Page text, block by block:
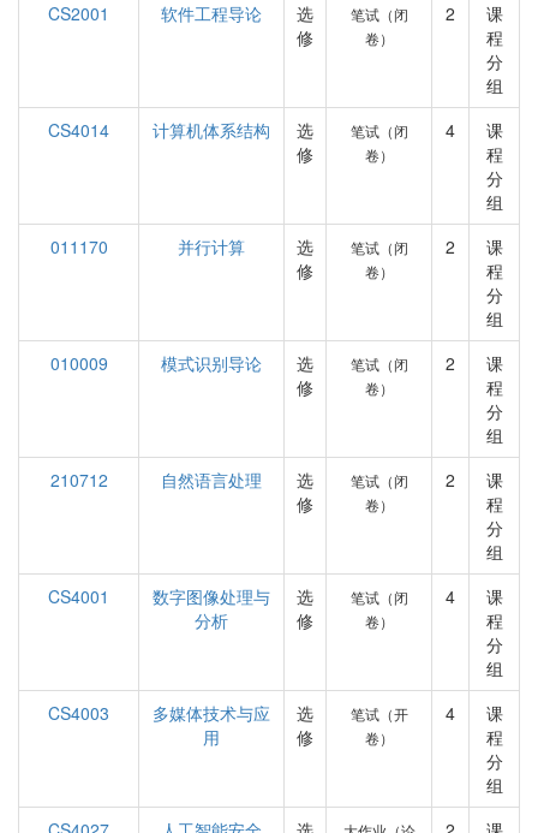
CS2001
软件工程导论
选
修
笔试（闭
卷）
2
课
程
分
组
CS4014
计算机体系结构
选
修
笔试（闭
卷）
4
课
程
分
组
011170
并行计算
选
修
笔试（闭
卷）
2
课
程
分
组
010009
模式识别导论
选
修
笔试（闭
卷）
2
课
程
分
组
210712
自然语言处理
选
修
笔试（闭
卷）
2
课
程
分
组
CS4001
数字图像处理与
分析
选
修
笔试（闭
卷）
4
课
程
分
组
CS4003
多媒体技术与应
用
选
修
笔试（开
卷）
4
课
程
分
组